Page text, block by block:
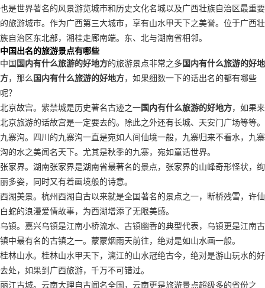
也是世界著名的风景游览城市和历史文化名城以及广西壮族自治区最重要
的旅游城市。作为广西第三大城市，享有山水甲天下之美誉。位于广西壮
族自治区东北部，湘桂走廊南端。东、北与湖南省相邻。
中国出名的旅游景点有哪些
中国国内有什么旅游的好地方的旅游景点非常之多国内有什么旅游的好地
方，那么国内有什么旅游的好地方，如果细数一下的话出名的都有哪些
呢？
北京故宫。紫禁城是历史著名古迹之一国内有什么旅游的好地方，如果来
北京旅游的话故宫是一定要去的。除此之外还有长城、天安门广场等等。
九寨沟。四川的九寨沟一直是宛如人间仙境一般，九寨归来不看水，九寨
沟的水之美闻名天下。尤其是秋季的九寨，宛如童话世界。
张家界。湖南张家界是湖南省最著名的景点，张家界的山峰奇形怪状，绚
丽多姿，同时又有着画境般的诗意。
西湖美景。杭州西湖自古以来就是全国著名的景点之一，断桥残雪，许仙
白蛇的浪漫爱情故事，为西湖增添了无限美感。
乌镇。嘉兴乌镇是江南小桥流水、古镇幽香的典型代表，乌镇更是江南古
镇中最有名的古镇之一。蒙蒙烟雨天前往，绝对是如山水画一般。
桂林山水。桂林山水甲天下，漓江的山水冠绝古今，绝对是游山玩水的好
去处，如果到广西旅游，千万不可错过。
丽江古城。云南大理自古闻名全国，云南更是旅游景点超级多的省份之